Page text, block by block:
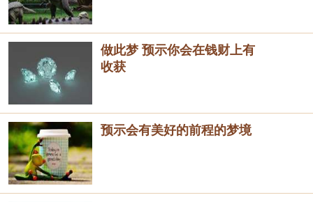
做此梦 预示你会在钱财上有
收获
预示会有美好的前程的梦境